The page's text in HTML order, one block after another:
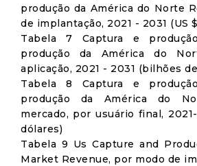
produção da América do Norte
de implantação, 2021 - 2031 (US
Tabela 7 Captura e
produção da América do
aplicação, 2021 - 2031 (bilhões
Tabela 8 Captura e
produção da América do
mercado, por usuário final,
dólares)
Tabela 9 Us Capture and
Market Revenue, por modo de